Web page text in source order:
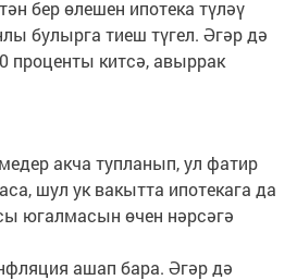
бер өлешен ипотека түләү
булырга тиеш түгел. Әгәр дә
проценты китсә, авыррак
акча тупланып, ул фатир
шул ук вакытта ипотекага да
югалмасын өчен нәрсәгә
ашап бара. Әгәр дә